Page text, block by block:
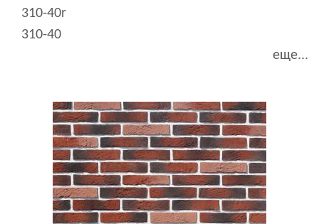
310-40r
310-40
еще...